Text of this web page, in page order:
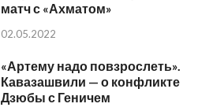
матч с «Ахматом»
02.05.2022
«Артему надо повзрослеть».
Кавазашвили — о конфликте
Дзюбы с Геничем